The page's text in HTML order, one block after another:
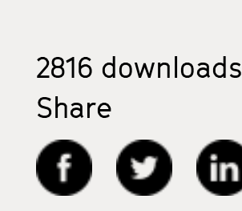
2816 downloads
Share